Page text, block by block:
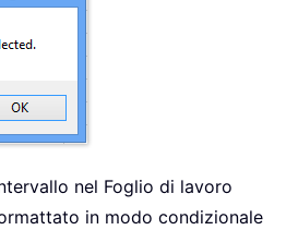
nel Foglio di lavoro
in modo condizionale